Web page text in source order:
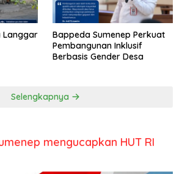
Langgar
Bappeda Sumenep Perkuat
Pembangunan Inklusif
Berbasis Gender Desa
Selengkapnya
mengucapkan HUT RI